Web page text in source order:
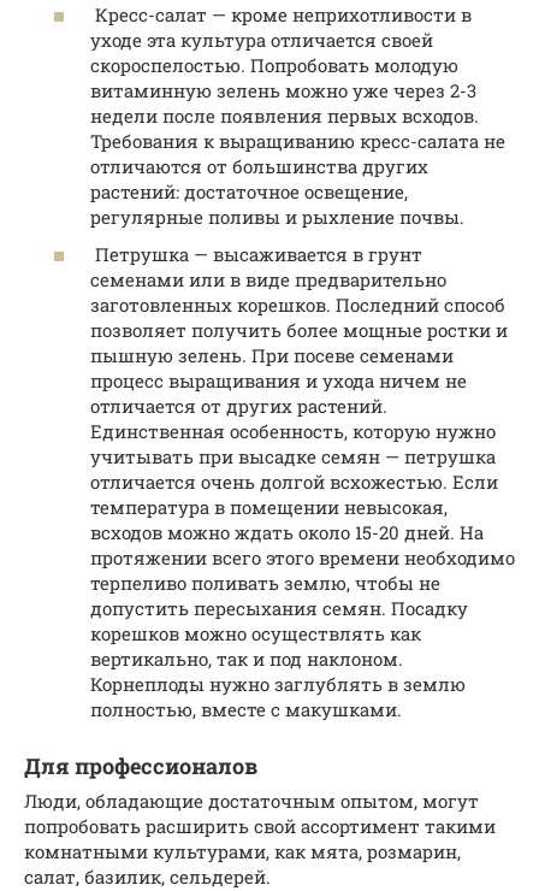
Кресс-салат — кроме неприхотливости в
уходе эта культура отличается своей
скороспелостью. Попробовать молодую
витаминную зелень можно уже через 2-3
недели после появления первых всходов.
Требования к выращиванию кресс-салата не
отличаются от большинства других
растений: достаточное освещение,
регулярные поливы и рыхление почвы.
Петрушка — высаживается в грунт
семенами или в виде предварительно
заготовленных корешков. Последний способ
позволяет получить более мощные ростки и
пышную зелень. При посеве семенами
процесс выращивания и ухода ничем не
отличается от других растений.
Единственная особенность, которую нужно
учитывать при высадке семян — петрушка
отличается очень долгой всхожестью. Если
температура в помещении невысокая,
всходов можно ждать около 15-20 дней. На
протяжении всего этого времени необходимо
терпеливо поливать землю, чтобы не
допустить пересыхания семян. Посадку
корешков можно осуществлять как
вертикально, так и под наклоном.
Корнеплоды нужно заглублять в землю
полностью, вместе с макушками.
Для профессионалов
Люди, обладающие достаточным опытом, могут
попробовать расширить свой ассортимент такими
комнатными культурами, как мята, розмарин,
салат, базилик, сельдерей.